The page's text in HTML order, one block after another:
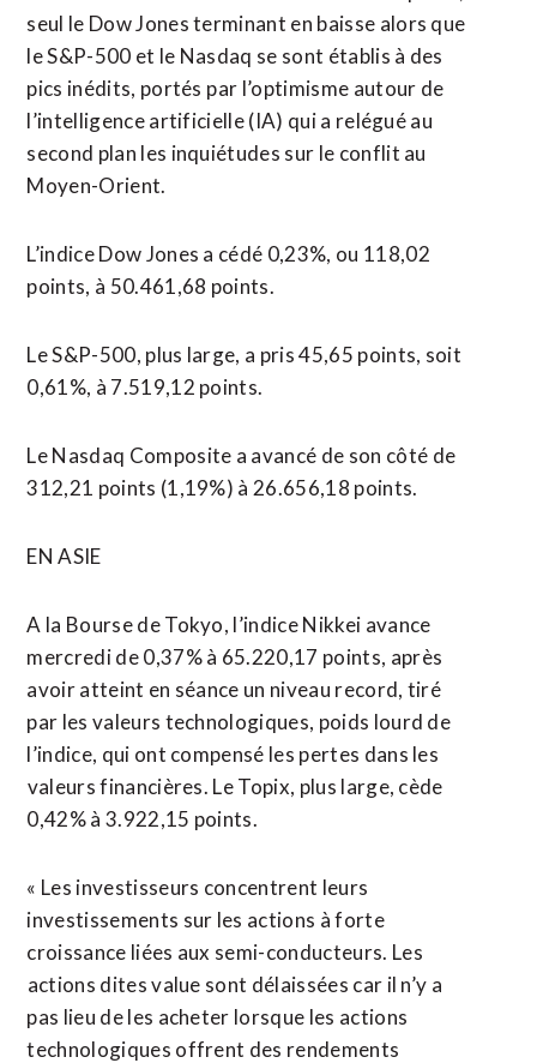
seul le Dow Jones terminant en baisse alors que
le S&P-500 et le Nasdaq se sont établis à des
pics inédits, portés ⁠par l’optimisme autour de
l’intelligence artificielle (IA) qui a relégué au
second plan les inquiétudes sur le conflit au
Moyen-Orient.
L’indice Dow Jones a cédé 0,23%, ou 118,02
points, à 50.461,68 points.
Le S&P-500, plus large, a pris 45,65 points, soit
0,61%, à 7.519,12 points.
Le Nasdaq Composite a avancé de son côté de
312,21 points (1,19%) à 26.656,18 points.
EN ASIE
A la Bourse de Tokyo, l’indice Nikkei avance
mercredi de 0,37% à 65.220,17 points, après
avoir atteint en séance un niveau record, tiré
par les valeurs technologiques, poids lourd de
l’indice, qui ont compensé les pertes dans les
⁠valeurs financières. ‌Le Topix, plus large, cède
0,42% à 3.922,15 points.
« Les investisseurs concentrent leurs
investissements sur les actions à forte
croissance liées aux semi-conducteurs. Les
⁠actions dites value sont délaissées car il n’y a
pas lieu de les acheter lorsque les actions
technologiques offrent des rendements ​